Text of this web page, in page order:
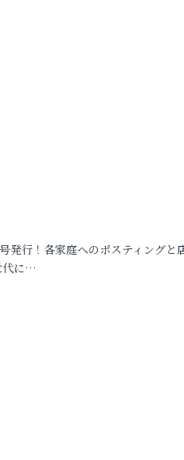
発行！各家庭へのポスティングと
代に…